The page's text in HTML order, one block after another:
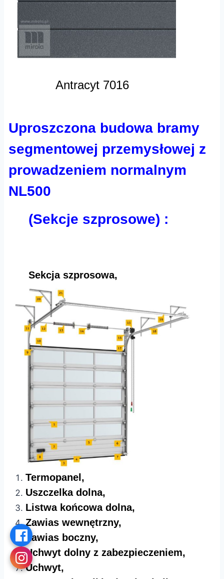
Antracyt 7016
Uproszczona budowa bramy
segmentowej przemysłowej z
prowadzeniem normalnym
NL500
(Sekcje szprosowe) :
Sekcja szprosowa,
Termopanel,
Uszczelka dolna,
Listwa końcowa dolna,
Zawias wewnętrzny,
Zawias boczny,
Uchwyt dolny z zabezpieczeniem,
Uchwyt,